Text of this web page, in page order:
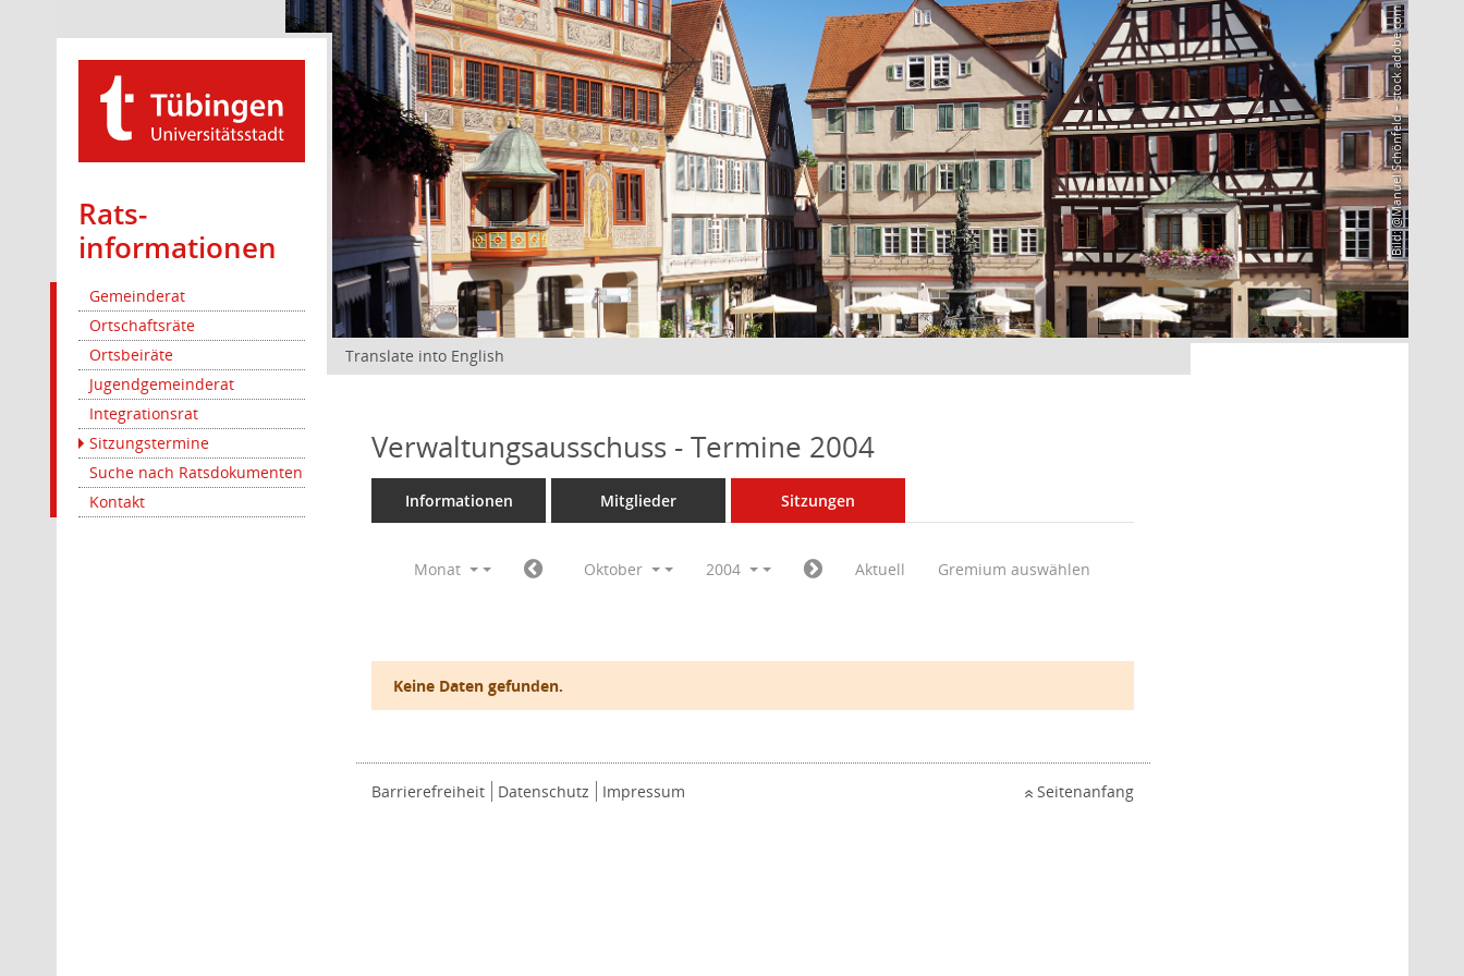
Rats­
informationen
Gemeinderat
Ortschaftsräte
Ortsbeiräte
Jugendgemeinderat
Integrationsrat
Sitzungstermine
Suche nach Ratsdokumenten
Kontakt
Bild: @Manuel Schönfeld – stock.adobe.com
Translate into English
Verwaltungsausschuss - Termine 2004
Informationen Mitglieder Sitzungen
Monat Oktober 2004 Aktuell Gremium auswählen
Keine Daten gefunden.
Barrierefreiheit Datenschutz Impressum Seitenanfang